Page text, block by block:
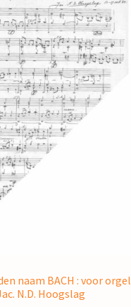
naam BACH : voor orgel
N.D. Hoogslag